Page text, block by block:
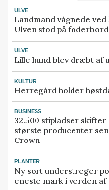
ULVE
Landmand vågnede
Ulven stod på
ULVE
Lille hund blev dræbt af
KULTUR
Herregård holder
BUSINESS
32.500 stipladser skifter
største producenter
Crown
PLANTER
Ny sort understreger
eneste mark i verden af